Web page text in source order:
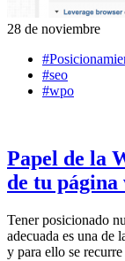
28 de noviembre
#seo
#wpo
Papel de la
de tu página
Tener posicionado
adecuada es una de
y para ello se